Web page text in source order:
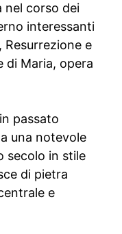
nel corso dei
interessanti
e
di Maria, opera
passato
una notevole
secolo in stile
di pietra
e